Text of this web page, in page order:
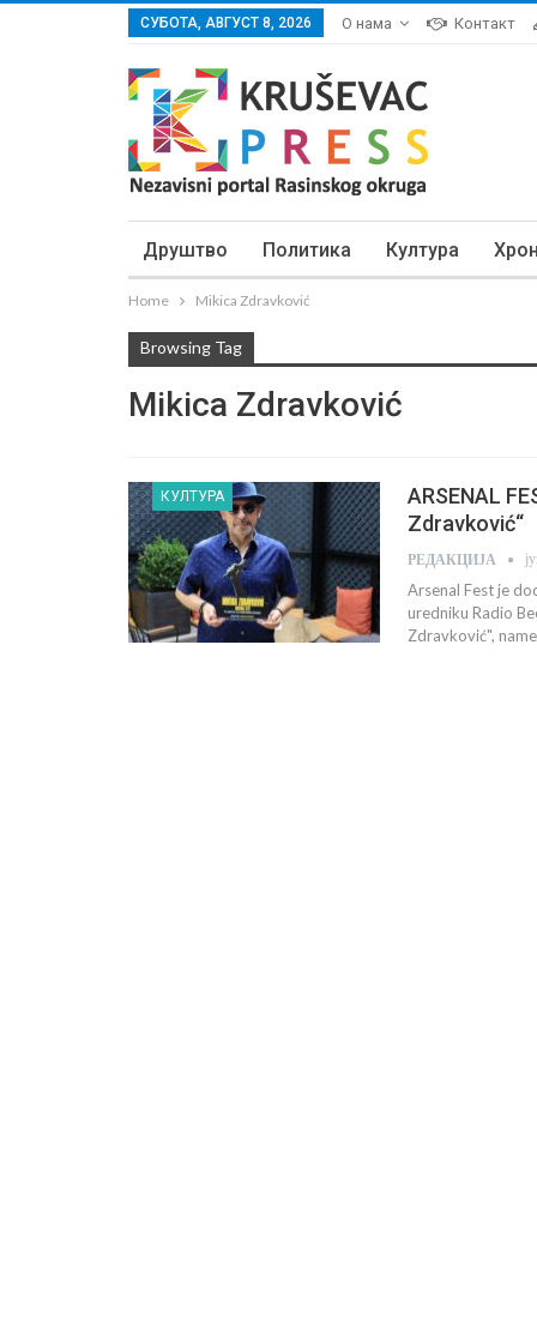
СУБОТА, АВГУСТ 8, 2026 О нама Контакт
Друштво Политика Култура
Home Mikica Zdravković
Browsing Tag
Mikica Zdravković
КУЛТУРА
ARSENAL
Zdravković“
РЕДАКЦИЈА
Arsenal Fest je
uredniku Radio
Zdravković",